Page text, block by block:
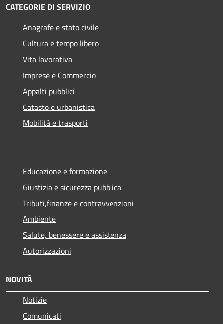
CATEGORIE DI SERVIZIO
Anagrafe e stato civile
Cultura e tempo libero
Vita lavorativa
Imprese e Commercio
Appalti pubblici
Catasto e urbanistica
Mobilità e trasporti
Educazione e formazione
Giustizia e sicurezza pubblica
Tributi,finanze e contravvenzioni
Ambiente
Salute, benessere e assistenza
Autorizzazioni
NOVITÀ
Notizie
Comunicati